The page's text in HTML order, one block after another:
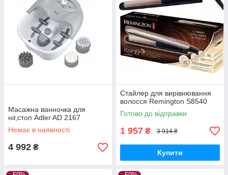
Масажна ванночка для
ніг,стоп Adler AD 2167
Немає в наявності
4 992 ₴
Стайлер для вирівнювання
волосся Remington S8540
Готово до відправки
1 957 ₴ 3 914 ₴
Купити